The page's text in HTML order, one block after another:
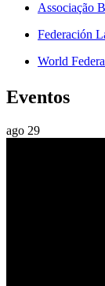
Associação
Federación
World
Eventos
ago 29